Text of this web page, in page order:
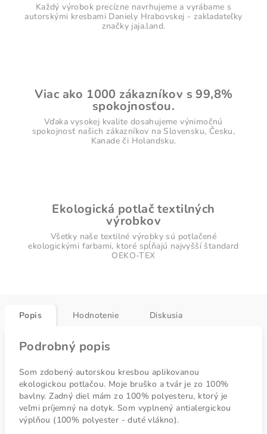
Každý výrobok precízne navrhujeme a vyrábame s
autorskými kresbami Daniely Hrabovskej - zakladateľky
značky jaja.land.
Viac ako 1000 zákazníkov s 99,8%
spokojnosťou.
Vďaka vysokej kvalite dosahujeme výnimočnú
spokojnosť našich zákazníkov na Slovensku, Česku,
Kanade či Holandsku.
Ekologická potlač textilných
výrobkov
Všetky naše textilné výrobky sú potlačené
ekologickými farbami, ktoré spĺňajú najvyšší štandard
OEKO-TEX
Popis Hodnotenie Diskusia
Podrobný popis
Som zdobený autorskou kresbou aplikovanou
ekologickou potlačou. Moje bruško a tvár je zo 100%
bavlny. Zadný diel mám zo 100% polyesteru, ktorý je
veľmi príjemný na dotyk. Som vyplnený antialergickou
výplňou (100% polyester - duté vlákno).